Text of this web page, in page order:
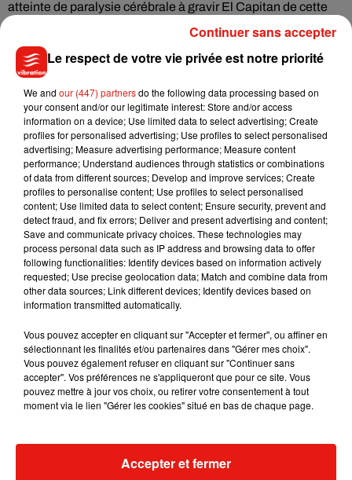
atteinte de paralysie cérébrale à gravir El Capitan de cette
Stephen a toujours eu l'envie de montrer que les épreuves de
la vie ne doivent pas être des freins définitifs au
dépassement de soi, et à l'épanouissement. Avec sa femme
Elizabeth, il a créé la Stephen J. Wampler Foundation, qui
offre à des jeunes en situation de handicap des séjours
immersifs dans la nature.
Autre projet, et pas des moindres, sans doutes leur plus beau
: le Camp Wamp, un camp d'été fondé pour permettre à ces
enfants de vivre l'aventure en pleine montagne, loin des
limites du quotidien. Installé près du Deer Lake, le camp est
devenu un véritable lieu d'évasion et de confiance en soi.
Musique
7 août 2026
Julien Lieb s’essaye à la vie de chatelain
dans son nouveau clip
Le respect de votre vie privée est notre priorité
We and our (447) partnersdo the following data processing based on
your consent and/or our legitimate interest: Store and/or access
information on a device; Use limited data to select advertising; Create
profiles for personalised advertising; Use profiles to select personalised
advertising; Measure advertising performance; Measure content
performance; Understand audiences through statistics or combinations
of data from different sources; Develop and improve services; Create
profiles to personalise content; Use profiles to select personalised
content; Use limited data to select content; Ensure security, prevent and
detect fraud, and fix errors; Deliver and present advertising and content;
Save and communicate privacy choices. These technologies may
process personal data such as IP address and browsing data to offer
following functionalities: Identify devices based on information actively
requested; Use precise geolocation data; Match and combine data from
other data sources; Link different devices; Identify devices based on
information transmitted automatically.
Vous pouvez accepter en cliquant sur "Accepter et fermer", ou affiner en
sélectionnant les finalités et/ou partenaires dans "Gérer mes choix".
Vous pouvez également refuser en cliquant sur "Continuer sans
accepter". Vos préférences ne s'appliqueront que pour ce site. Vous
pouvez mettre à jour vos choix, ou retirer votre consentement à tout
moment via le lien "Gérer les cookies" situé en bas de chaque page.
Accepter et fermer
Continuer sans accepter